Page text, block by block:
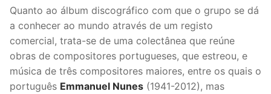
Quanto ao álbum discográfico com que o grupo se dá
a conhecer ao mundo através de um registo
comercial, trata-se de uma colectânea que reúne
obras de compositores portugueses, que estreou, e
música de três compositores maiores, entre os quais o
português Emmanuel Nunes (1941-2012), mas